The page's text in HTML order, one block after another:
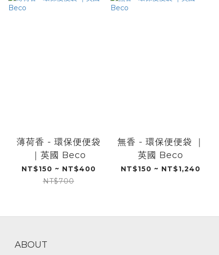
薄荷​​香 - 環保便便袋
｜英國 Beco
NT$150 ~ NT$400
NT$700
無​​香 - 環保便便袋 ​​｜
英國 Beco
NT$150 ~ NT$1,240
ABOUT